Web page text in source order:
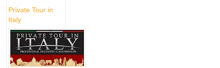
Private Tour in
Italy